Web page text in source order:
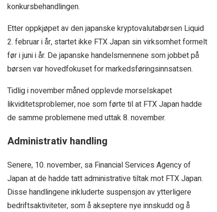
konkursbehandlingen.
Etter oppkjøpet av den japanske kryptovalutabørsen Liquid
2. februar i år, startet ikke FTX Japan sin virksomhet formelt
før i juni i år. De japanske handelsmennene som jobbet på
børsen var hovedfokuset for markedsføringsinnsatsen.
Tidlig i november måned opplevde morselskapet
likviditetsproblemer, noe som førte til at FTX Japan hadde
de samme problemene med uttak 8. november.
Administrativ handling
Senere, 10. november, sa Financial Services Agency of
Japan at de hadde tatt administrative tiltak mot FTX Japan.
Disse handlingene inkluderte suspensjon av ytterligere
bedriftsaktiviteter, som å akseptere nye innskudd og å